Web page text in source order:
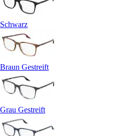
Schwarz
Braun Gestreift
Grau Gestreift